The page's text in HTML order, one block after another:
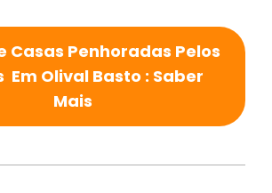
Casas Penhoradas Pelos
Em Olival Basto : Saber
Mais